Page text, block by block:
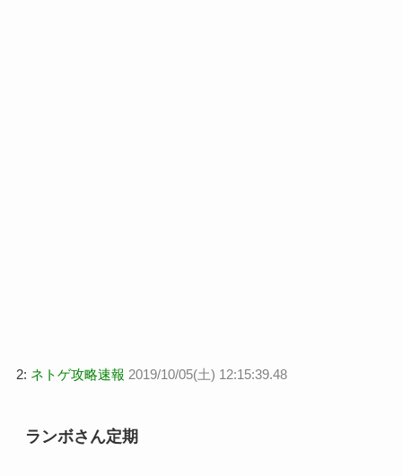
2: ネトゲ攻略速報 2019/10/05(土) 12:15:39.48
ランボさん定期